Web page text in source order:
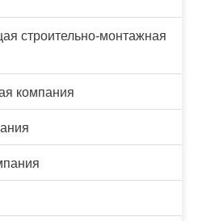
строительно-монтажная
компания